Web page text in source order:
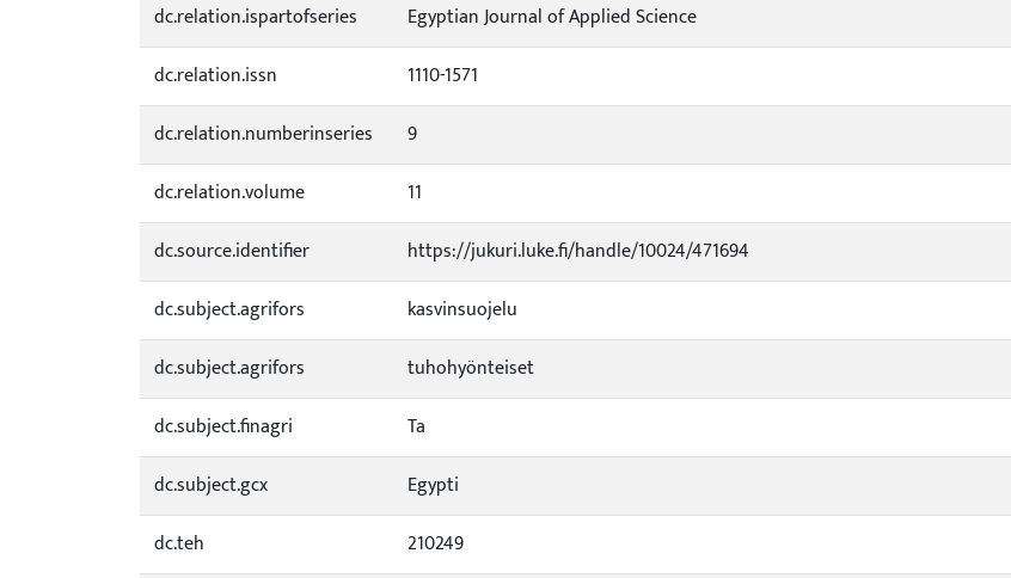
dc.relation.ispartofseries
Egyptian Journal of Applied Science
dc.relation.issn
1110-1571
dc.relation.numberinseries
9
dc.relation.volume
11
dc.source.identifier
https://jukuri.luke.fi/handle/10024/471694
dc.subject.agrifors
kasvinsuojelu
dc.subject.agrifors
tuhohyönteiset
dc.subject.finagri
Ta
dc.subject.gcx
Egypti
dc.teh
210249